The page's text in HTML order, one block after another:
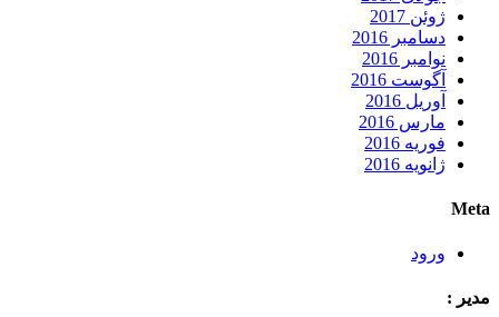
ژوئن 2017
دسامبر 2016
نوامبر 2016
آگوست 2016
آوریل 2016
مارس 2016
فوریه 2016
ژانویه 2016
Meta
ورود
مدیر :